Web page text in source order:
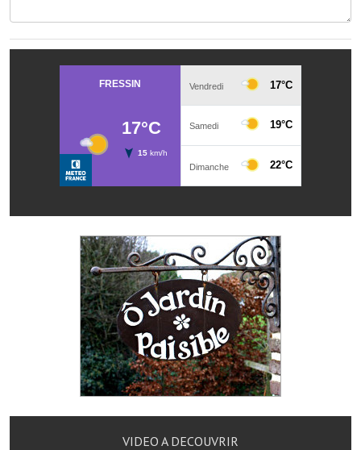
L'association des maires
Le conseil départemental
Services publics intercommunaux
France services
France Renov
Déchets ménagers, tri sélectif, encombrants
Services publics communaux
Démarches administratives
VIDEO A DECOUVRIR